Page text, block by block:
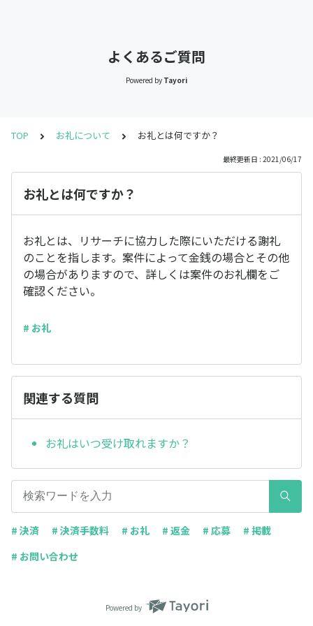
よくあるご質問
Powered by Tayori
TOP お礼について お礼とは何ですか？
最終更新日 : 2021/06/17
お礼とは何ですか？
お礼とは、リサーチに協力した際にいただける謝礼
のことを指します。案件によって金銭の場合とその他
の場合がありますので、詳しくは案件のお礼欄をご
確認ください。
# お礼
関連する質問
お礼はいつ受け取れますか？
# 決済 # 決済手数料 # お礼 # 返金 # 応募
# 掲載
# お問い合わせ
Powered by